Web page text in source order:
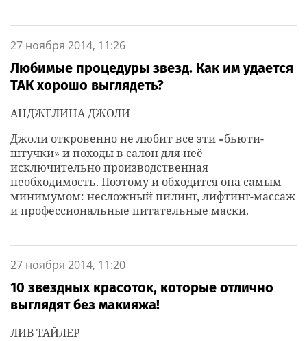
27 ноября 2014, 11:26
Любимые процедуры звезд. Как им удается
ТАК хорошо выглядеть?
АНДЖЕЛИНА ДЖОЛИ
Джоли откровенно не любит все эти «бьюти-
штучки» и походы в салон для неё –
исключительно производственная
необходимость. Поэтому и обходится она самым
минимумом: несложный пилинг, лифтинг-массаж
и профессиональные питательные маски.
27 ноября 2014, 11:20
10 звездных красоток, которые отлично
выглядят без макияжа!
ЛИВ ТАЙЛЕР